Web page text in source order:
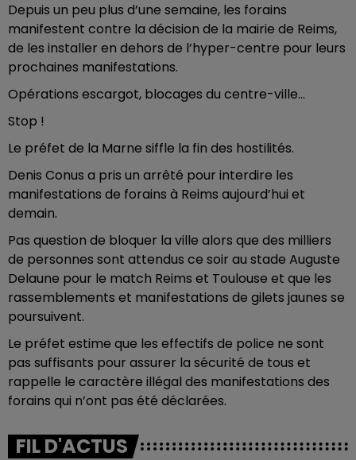
Depuis un peu plus d’une semaine, les forains
manifestent contre la décision de la mairie de Reims,
de les installer en dehors de l’hyper-centre pour leurs
prochaines manifestations.
Opérations escargot, blocages du centre-ville…
Stop !
Le préfet de la Marne siffle la fin des hostilités.
Denis Conus a pris un arrêté pour interdire les
manifestations de forains à Reims aujourd’hui et
demain.
Pas question de bloquer la ville alors que des milliers
de personnes sont attendus ce soir au stade Auguste
Delaune pour le match Reims et Toulouse et que les
rassemblements et manifestations de gilets jaunes se
poursuivent.
Le préfet estime que les effectifs de police ne sont
pas suffisants pour assurer la sécurité de tous et
rappelle le caractère illégal des manifestations des
forains qui n’ont pas été déclarées.
FIL D'ACTUS